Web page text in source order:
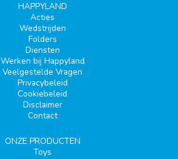
HAPPYLAND
Acties
Wedstrijden
Folders
Diensten
Werken bij Happyland
Veelgestelde Vragen
Privacybeleid
Cookiebeleid
Disclaimer
Contact
ONZE PRODUCTEN
Toys